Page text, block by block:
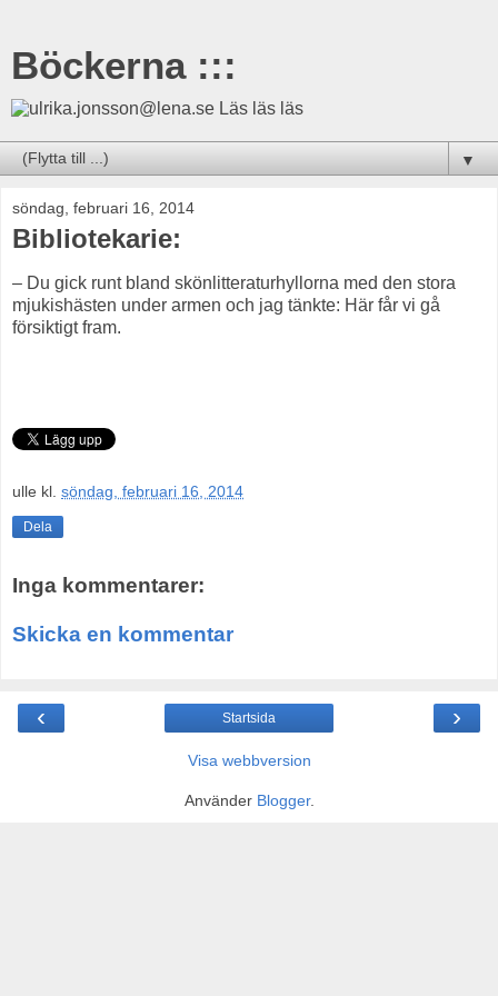
Böckerna :::
Läs läs läs
▼
söndag, februari 16, 2014
Bibliotekarie:
– Du gick runt bland skönlitteraturhyllorna med den stora
mjukishästen under armen och jag tänkte: Här får vi gå
försiktigt fram.
ulle kl. söndag, februari 16, 2014
Dela
Inga kommentarer:
Skicka en kommentar
‹ ›
Startsida
Visa webbversion
Använder Blogger.